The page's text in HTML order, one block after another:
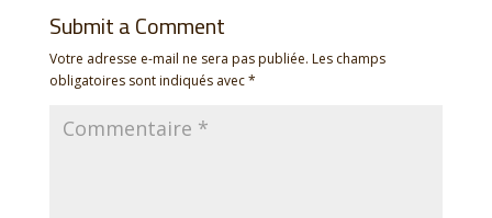
Submit a Comment
Votre adresse e-mail ne sera pas publiée. Les champs
obligatoires sont indiqués avec*